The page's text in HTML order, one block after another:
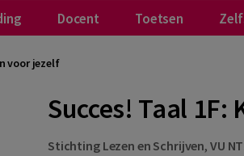
Docent Toetsen
voor jezelf
Succes! Taal 1F:
Stichting Lezen en Schrijven, VU